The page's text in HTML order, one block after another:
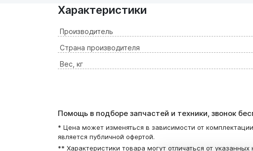
Характеристики
Производитель
Страна производителя
Вес, кг
Помощь в подборе запчастей и техники, звонок
* Цена может изменяться в зависимости от
является публичной офертой.
** Характеристики товара могут отличаться от указанных